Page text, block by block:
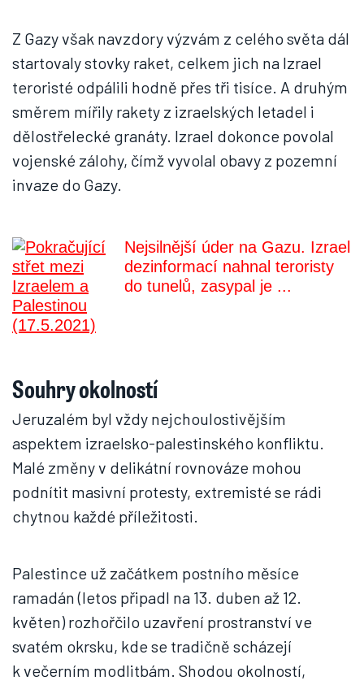
Z Gazy však navzdory výzvám z celého světa dál
startovaly stovky raket, celkem jich na Izrael
teroristé odpálili hodně přes tři tisíce. A druhým
směrem mířily rakety z izraelských letadel i
dělostřelecké granáty. Izrael dokonce povolal
vojenské zálohy, čímž vyvolal obavy z pozemní
invaze do Gazy.
Nejsilnější úder na Gazu. Izrael
dezinformací nahnal teroristy
do tunelů, zasypal je ...
Souhry okolností
Jeruzalém byl vždy nejchoulostivějším
aspektem izraelsko-palestinského konfliktu.
Malé změny v delikátní rovnováze mohou
podnítit masivní protesty, extremisté se rádi
chytnou každé příležitosti.
Palestince už začátkem postního měsíce
ramadán (letos připadl na 13. duben až 12.
květen) rozhořčilo uzavření prostranství ve
svatém okrsku, kde se tradičně scházejí
k večerním modlitbám. Shodou okolností,